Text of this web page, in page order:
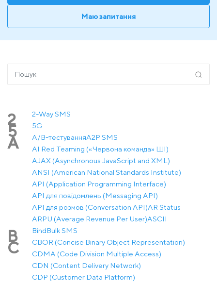
Маю запитання
2 2-Way SMS
5 5G
A A/B-тестуванняA2P SMS
AI Red Teaming («Червона команда» ШІ)
AJAX (Asynchronous JavaScript and XML)
ANSI (American National Standards Institute)
API (Application Programming Interface)
API для повідомлень (Messaging API)
API для розмов (Conversation API)AR Status
ARPU (Average Revenue Per User)ASCII
B BindBulk SMS
C
CBOR (Concise Binary Object Representation)
CDMA (Code Division Multiple Access)
CDN (Content Delivery Network)
CDP (Customer Data Platform)